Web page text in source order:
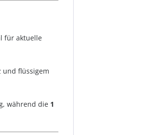
für aktuelle
und flüssigem
während die 1